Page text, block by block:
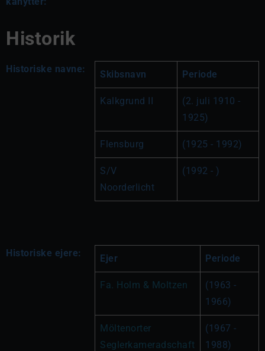
Historik
Historiske navne: Skibsnavn Periode
Kalkgrund II
(2. juli 1910 -
1925)
Flensburg (1925 - 1992)
S/V
Noorderlicht
(1992 - )
Historiske ejere: Ejer Periode
Fa. Holm & Moltzen
(1963 -
1966)
Möltenorter
Seglerkameradschaft
(1967 -
1988)